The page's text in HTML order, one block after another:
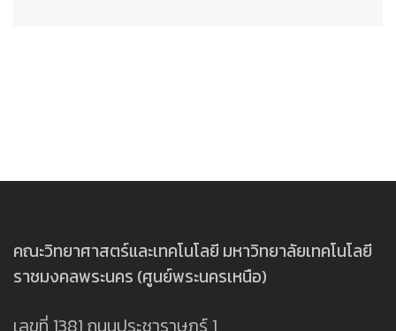
คณะวิทยาศาสตร์และเทคโนโลยี มหาวิทยาลัยเทคโนโลยี
ราชมงคลพระนคร (ศูนย์พระนครเหนือ)